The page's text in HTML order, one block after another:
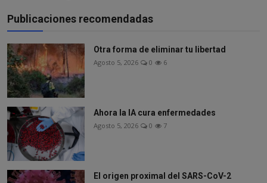
Publicaciones recomendadas
Otra forma de eliminar tu libertad
Agosto 5, 2026 0 6
Ahora la IA cura enfermedades
Agosto 5, 2026 0 7
El origen proximal del SARS-CoV-2